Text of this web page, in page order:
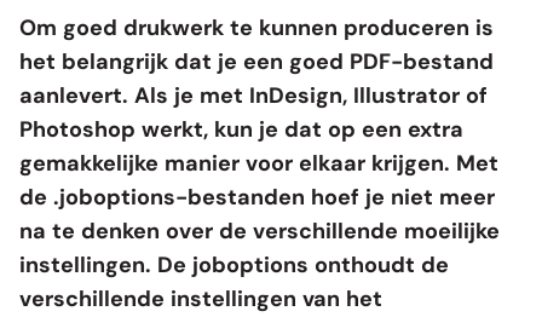
Om goed drukwerk te kunnen produceren is
het belangrijk dat je een goed PDF-bestand
aanlevert. Als je met InDesign, Illustrator of
Photoshop werkt, kun je dat op een extra
gemakkelijke manier voor elkaar krijgen. Met
de .joboptions-bestanden hoef je niet meer
na te denken over de verschillende moeilijke
instellingen. De joboptions onthoudt de
verschillende instellingen van het